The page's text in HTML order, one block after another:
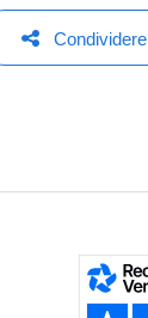
Condividere